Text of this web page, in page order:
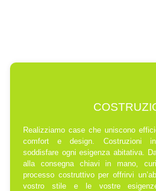
Realizziamo case che uniscono
comfort e design. Costruzioni
soddisfare ogni esigenza abitativa.
alla consegna chiavi in mano,
processo costruttivo per offrirvi
vostro stile e le vostre